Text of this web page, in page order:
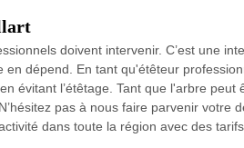
doivent intervenir. C’est une
en dépend. En tant qu'étêteur
évitant l’étêtage. Tant que l'arbre peut
pas à nous faire parvenir votre
dans toute la région avec des